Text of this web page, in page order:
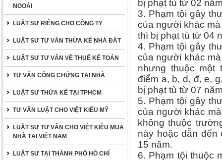
NGOÀI
LUẬT SƯ RIÊNG CHO CÔNG TY
LUẬT SƯ TƯ VẤN THỪA KẾ NHÀ ĐẤT
LUẬT SƯ TƯ VẤN VỀ THUẾ KẾ TOÁN
TƯ VẤN CÔNG CHỨNG TẠI NHÀ
LUẬT SƯ THỪA KẾ TẠI TPHCM
TƯ VẤN LUẬT CHO VIỆT KIỀU MỸ
LUẬT SƯ TƯ VẤN CHO VIỆT KIỀU MUA
NHÀ TẠI VIỆT NAM
LUẬT SƯ TẠI THÀNH PHỐ HỒ CHÍ
bị phạt tù từ 02
3. Phạm tội gây
của người khác
thì bị phạt tù từ 04
4. Phạm tội gây
của người khác
nhưng thuộc một
điểm a, b, d, đ, e,
bị phạt tù từ 07
5. Phạm tội gây
của người khác
không thuộc
này hoặc dẫn đến
15 năm.
6. Phạm tội thuộc